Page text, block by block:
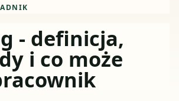
- definicja,
i co może